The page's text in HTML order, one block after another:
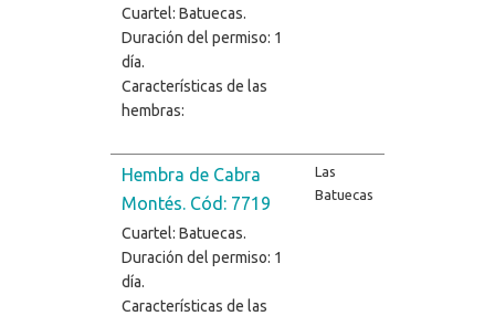
Cuartel: Batuecas.
Duración del permiso: 1
día.
Características de las
hembras:
Hembra de Cabra
Montés. Cód: 7719
Cuartel: Batuecas.
Duración del permiso: 1
día.
Características de las
Las
Batuecas